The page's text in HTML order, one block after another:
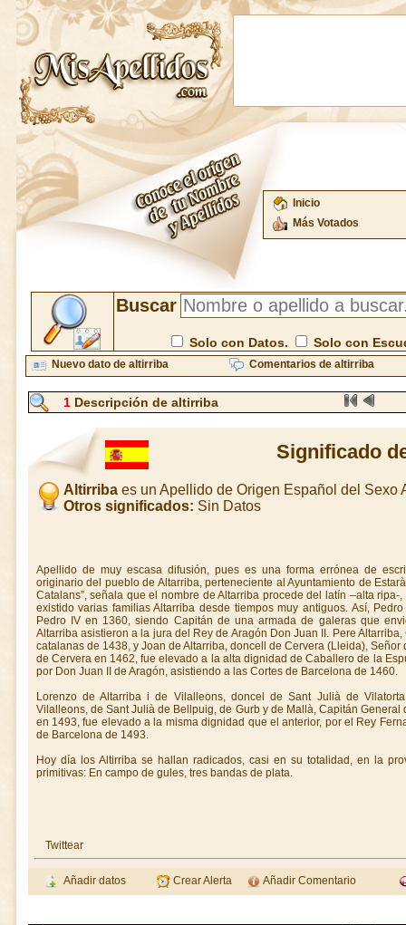
Inicio
Más Votados
Buscar
Solo con Datos. Solo con
Nuevo dato de altirriba Comentarios de altirriba
1 Descripción de altirriba
Significado
Altirribaes un Apellido de Origen Español del Sexo
Otros significados: Sin Datos
Apellido de muy escasa difusión, pues es una forma errónea de
originario del pueblo de Altarriba, perteneciente al Ayuntamiento de
Catalans”, señala que el nombre de Altarriba procede del latín –alta ripa-
existido varias familias Altarriba desde tiempos muy antiguos. Así,
Pedro IV en 1360, siendo Capitán de una armada de galeras que
Altarriba asistieron a la jura del Rey de Aragón Don Juan II. Pere
catalanas de 1438, y Joan de Altarriba, doncell de Cervera (Lleida), Señor
de Cervera en 1462, fue elevado a la alta dignidad de Caballero de la
por Don Juan II de Aragón, asistiendo a las Cortes de Barcelona de 1460.
Lorenzo de Altarriba i de Vilalleons, doncel de Sant Julià de
Vilalleons, de Sant Julià de Bellpuig, de Gurb y de Mallà, Capitán
en 1493, fue elevado a la misma dignidad que el anterior, por el Rey
de Barcelona de 1493.
Hoy día los Altirriba se hallan radicados, casi en su totalidad, en la
primitivas: En campo de gules, tres bandas de plata.
Twittear
Añadir datos Crear Alerta Añadir Comentario